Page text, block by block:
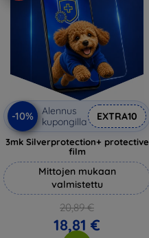
-10%
Alennus
kupongilla
EXTRA10
3mk Silverprotection+ protective
film
Mittojen mukaan
valmistettu
20,89 €
18,81 €